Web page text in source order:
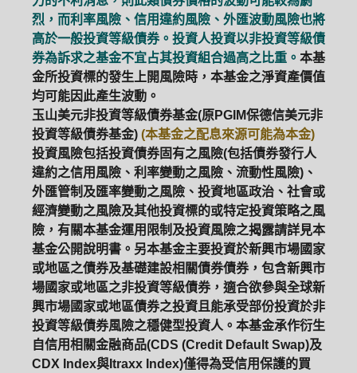
烈，而利率風險、信用違約風險、外匯波動風險也將
高於一般投資等級債券。投資人投資以非投資等級債
券為訴求之基金不宜占其投資組合過高之比重。 本基
金所投資標的發生上開風險時，本基金之淨資產價值
均可能因此產生波動。
玉山美元非投資等級債券基金(原PGIM保德信美元非
投資等級債券基金) (本基金之配息來源可能為本金)
投資風險包括投資債券固有之風險(包括債券發行人
違約之信用風險、利率變動之風險、流動性風險)、
外匯管制及匯率變動之風險、投資地區政治、社會或
經濟變動之風險及其他投資標的或特定投資策略之風
險，有關本基金運用限制及投資風險之揭露請詳見本
基金公開說明書。另本基金主要投資於新興市場國家
或地區之債券及基礎建設相關債券債券，包含新興市
場國家或地區之非投資等級債券，適合欲參與全球新
興市場國家或地區債券之投資且能承受部份投資於非
投資等級債券風險之穩健型投資人。本基金承作衍生
自信用相關金融商品(CDS (Credit Default Swap)及
CDX Index與Itraxx Index)僅得為受信用保護的買